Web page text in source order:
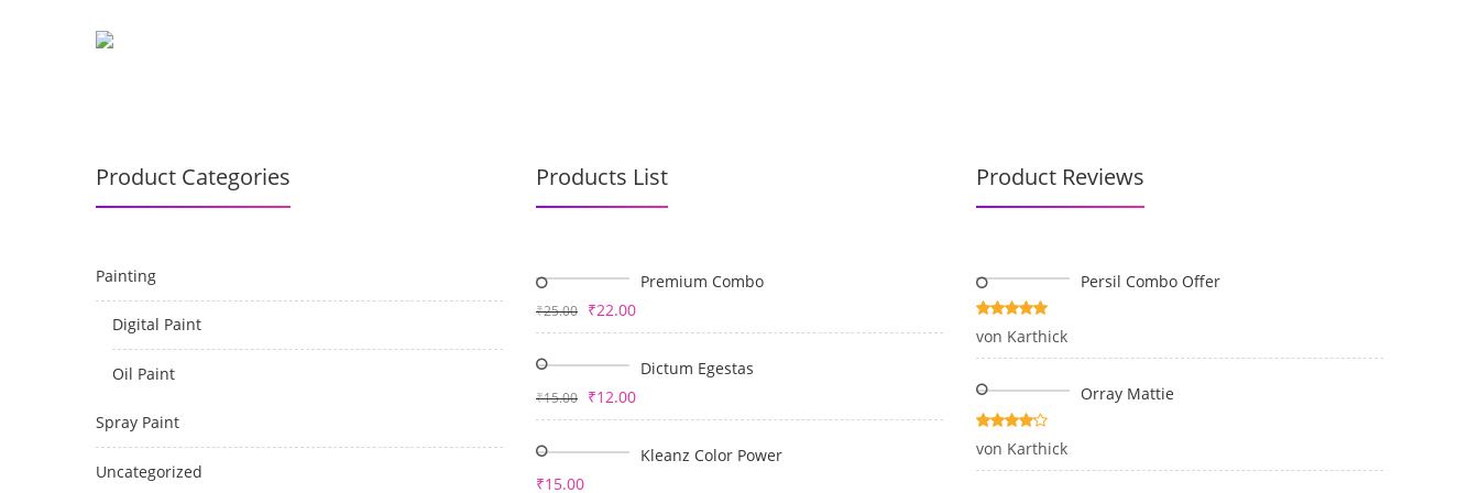
Product Categories
Painting
Digital Paint
Oil Paint
Spray Paint
Uncategorized
Products List
Premium Combo
₹25.00 ₹22.00
Dictum Egestas
₹15.00 ₹12.00
Kleanz Color Power
₹15.00
Product Reviews
Persil Combo Offer
Bewertet
mit 5von 5
von Karthick
Orray Mattie
Bewertet
mit 4
von 5
von Karthick